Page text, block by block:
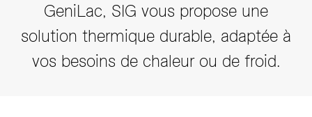
GeniLac, SIG vous propose une
solution thermique durable, adaptée à
vos besoins de chaleur ou de froid.